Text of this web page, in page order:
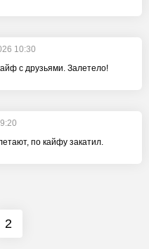
10:30
с друзьями. Залетело!
по кайфу закатил.
2